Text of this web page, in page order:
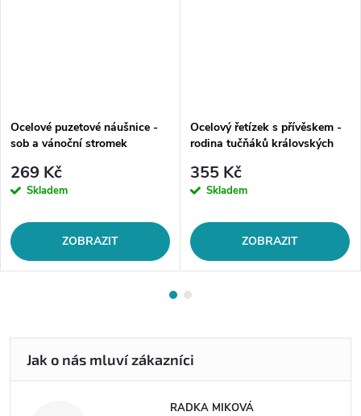
Ocelové puzetové náušnice -
sob a vánoční stromek
269 Kč
Skladem
ZOBRAZIT
Ocelový řetízek s přívěskem -
rodina tučňáků královských
355 Kč
Skladem
ZOBRAZIT
RADKA MIKOVÁ